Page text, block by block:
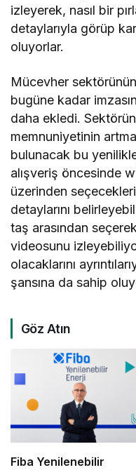
izleyerek, nasıl bir
detaylarıyla görüp
oluyorlar.
Mücevher
bugüne kadar
daha ekledi.
memnuniyetinin
bulunacak bu
alışveriş öncesinde
üzerinden seçecekleri
detaylarını
taş arasından
videosunu
olacaklarını
şansına da sahip
Göz Atın
Fiba Yenilenebilir